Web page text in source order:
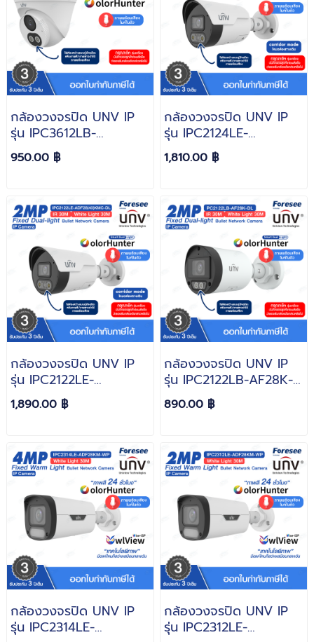
กล้องวงจรปิด UNV IP
รุ่น IPC3612LB-
AF28(40)K-DL ความ
ละเอียด 2MP
950.00 ฿
กล้องวงจรปิด UNV IP
รุ่น IPC2124LE-
ADF40KMC-DL ความ
ละเอียด 4MP
1,810.00 ฿
กล้องวงจรปิด UNV IP
รุ่น IPC2122LE-
ADF28KMC-DL ความ
ละเอียด 2MP
1,890.00 ฿
กล้องวงจรปิด UNV IP
รุ่น IPC2122LB-AF28K-
DL ความละเอียด 2MP
890.00 ฿
กล้องวงจรปิด UNV IP
รุ่น IPC2314LE-
กล้องวงจรปิด UNV IP
รุ่น IPC2312LE-